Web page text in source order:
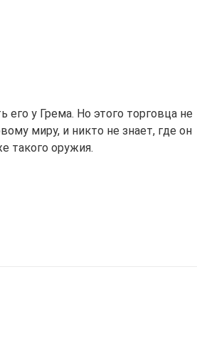
у Грема. Но этого торговца не
миру, и никто не знает, где он
такого оружия.